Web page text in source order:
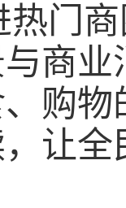
热门
商
购
让